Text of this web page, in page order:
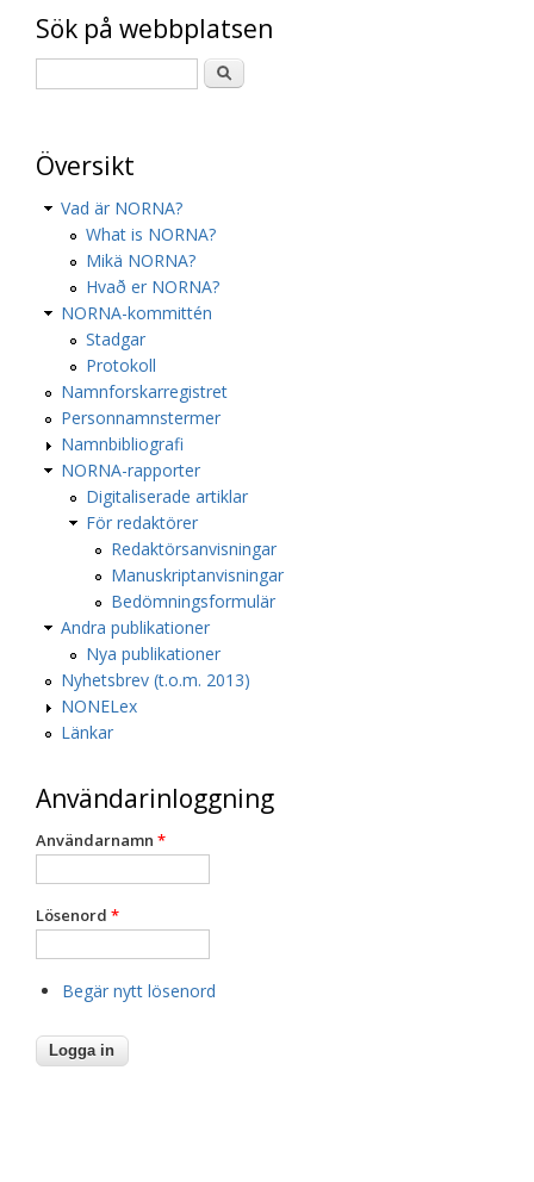
Sök på webbplatsen
Översikt
Vad är NORNA?
What is NORNA?
Mikä NORNA?
Hvað er NORNA?
NORNA-kommittén
Stadgar
Protokoll
Namnforskarregistret
Personnamnstermer
Namnbibliografi
NORNA-rapporter
Digitaliserade artiklar
För redaktörer
Redaktörsanvisningar
Manuskriptanvisningar
Bedömningsformulär
Andra publikationer
Nya publikationer
Nyhetsbrev (t.o.m. 2013)
NONELex
Länkar
Användarinloggning
Användarnamn *
Lösenord *
Begär nytt lösenord